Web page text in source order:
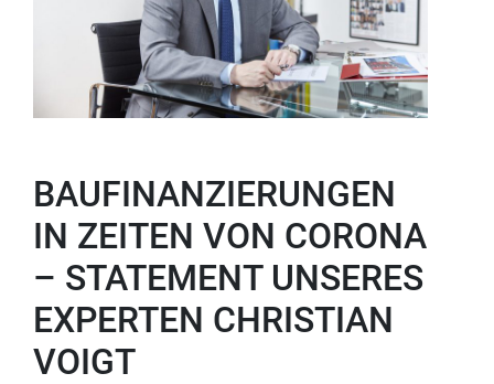
BAUFINANZIERUNGEN
IN ZEITEN VON CORONA
– STATEMENT UNSERES
EXPERTEN CHRISTIAN
VOIGT